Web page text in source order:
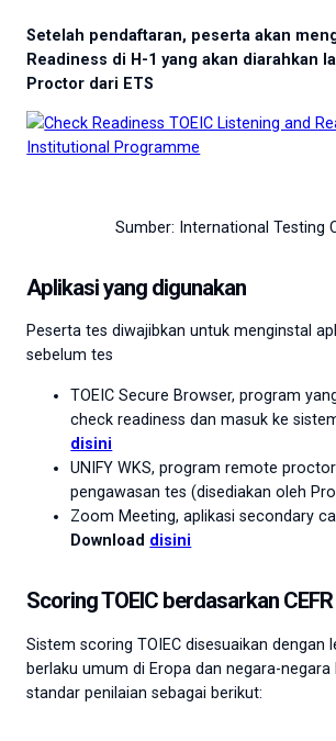
Setelah pendaftaran, peserta akan
Readiness di H-1 yang akan diarahkan
Proctor dari ETS
Sumber: International Testing
Aplikasi yang digunakan
Peserta tes diwajibkan untuk menginstal
sebelum tes
TOEIC Secure Browser, program
check readiness dan masuk ke
disini
UNIFY WKS, program remote
pengawasan tes (disediakan oleh
Zoom Meeting, aplikasi secondary
Download disini
Scoring TOEIC berdasarkan CEFR
Sistem scoring TOIEC disesuaikan dengan
berlaku umum di Eropa dan negara-negara
standar penilaian sebagai berikut: